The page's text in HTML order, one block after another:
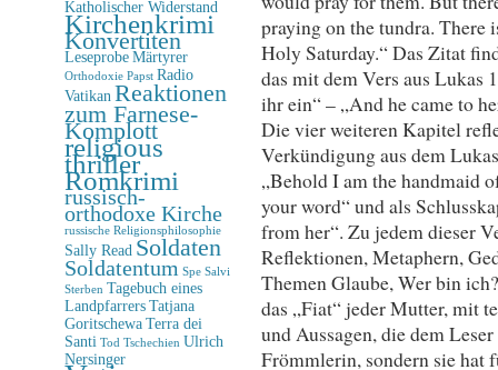
praying on the tundra. There
Holy Saturday.“ Das Zitat
das mit dem Vers aus Lukas
ihr ein“ – „And he came to
Die vier weiteren Kapitel
Verkündigung aus dem
„Behold I am the handmaid
your word“ und als
from her“. Zu jedem dieser
Reflektionen, Metaphern,
Themen Glaube, Wer bin
das „Fiat“ jeder Mutter, mit
und Aussagen, die dem
Frömmlerin, sondern sie hat
Katholischer Widerstand
Kirchenkrimi
Konvertiten
Leseprobe Märtyrer
Orthodoxie Papst Radio
Vatikan Reaktionen
zum Farnese-
Komplott
religious
thriller
Romkrimi
russisch-
orthodoxe Kirche
russische Religionsphilosophie
Sally Read Soldaten
Soldatentum Spe Salvi
Sterben Tagebuch eines
Landpfarrers Tatjana
Goritschewa Terra dei
Santi Tod Tschechien Ulrich
Nersinger